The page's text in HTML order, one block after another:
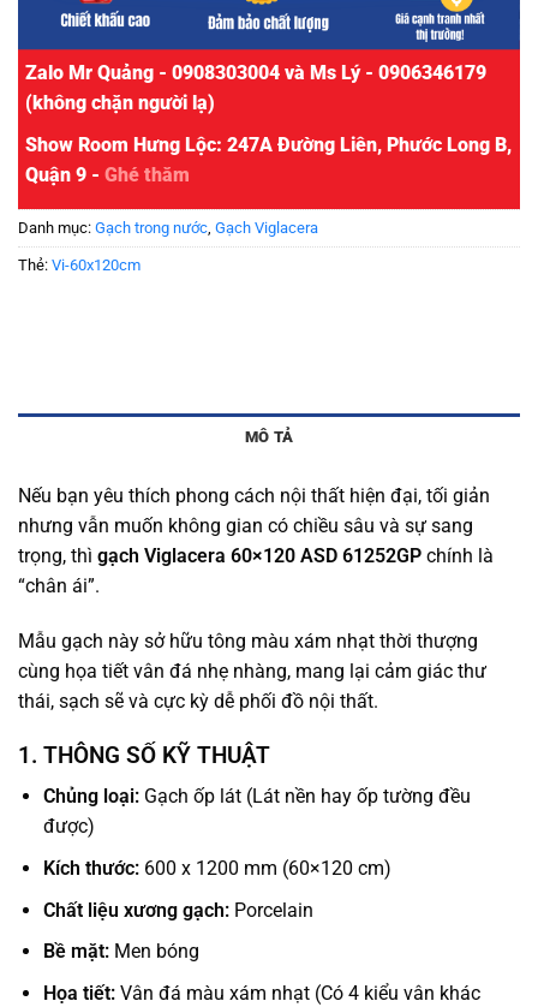
Zalo Mr Quảng - 0908303004 và Ms Lý - 0906346179
(không chặn người lạ)
Show Room Hưng Lộc: 247A Đường Liên, Phước Long B,
Quận 9 - Ghé thăm
Danh mục: Gạch trong nước, Gạch Viglacera
Thẻ: Vi-60x120cm
MÔ TẢ
Nếu bạn yêu thích phong cách nội thất hiện đại, tối giản
nhưng vẫn muốn không gian có chiều sâu và sự sang
trọng, thì gạch Viglacera 60×120 ASD 61252GP chính là
“chân ái”.
Mẫu gạch này sở hữu tông màu xám nhạt thời thượng
cùng họa tiết vân đá nhẹ nhàng, mang lại cảm giác thư
thái, sạch sẽ và cực kỳ dễ phối đồ nội thất.
1. THÔNG SỐ KỸ THUẬT
Chủng loại:Gạch ốp lát (Lát nền hay ốp tường đều
được)
Kích thước:600 x 1200 mm (60×120 cm)
Chất liệu xương gạch:Porcelain
Bề mặt:Men bóng
Họa tiết:Vân đá màu xám nhạt (Có 4 kiểu vân khác